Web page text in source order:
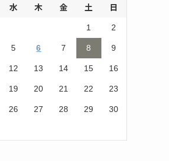
水 木 金 土 日
1 2
5 6 7 8 9
12 13 14 15 16
19 20 21 22 23
26 27 28 29 30